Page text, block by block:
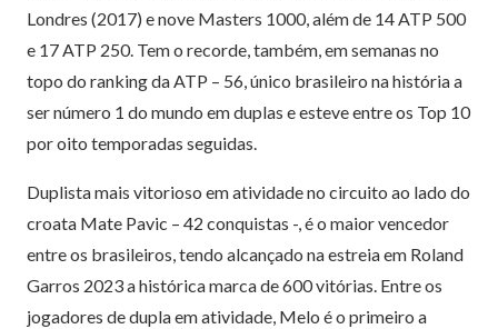
Londres (2017) e nove Masters 1000, além de 14 ATP 500
e 17 ATP 250. Tem o recorde, também, em semanas no
topo do ranking da ATP – 56, único brasileiro na história a
ser número 1 do mundo em duplas e esteve entre os Top 10
por oito temporadas seguidas.
Duplista mais vitorioso em atividade no circuito ao lado do
croata Mate Pavic – 42 conquistas -, é o maior vencedor
entre os brasileiros, tendo alcançado na estreia em Roland
Garros 2023 a histórica marca de 600 vitórias. Entre os
jogadores de dupla em atividade, Melo é o primeiro a